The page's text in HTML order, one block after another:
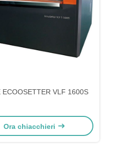
ECOOSETTER VLF 1600S
Ora chiacchieri